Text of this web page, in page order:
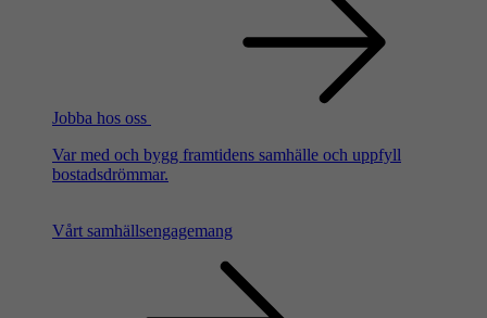
Jobba hos oss
Var med och bygg framtidens samhälle och uppfyll
bostadsdrömmar.
Vårt samhällsengagemang